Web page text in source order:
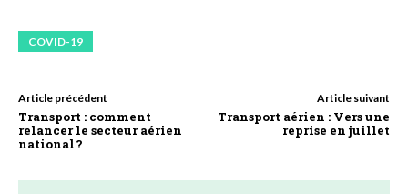
COVID-19
Article précédent
Transport : comment
relancer le secteur aérien
national ?
Article suivant
Transport aérien : Vers une
reprise en juillet